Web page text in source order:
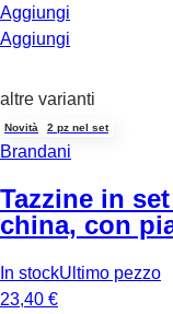
Aggiungi
Aggiungi
altre varianti
Novità 2 pz nel set
Brandani
Tazzine in
china, con
In stockUltimo pezzo
23,40 €